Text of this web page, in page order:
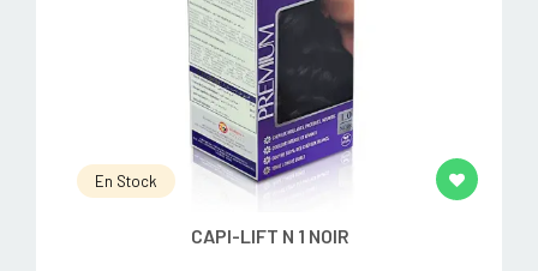
En Stock
CAPI-LIFT N 1 NOIR